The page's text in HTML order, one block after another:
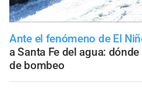
Ante el fenómeno de El
a Santa Fe del agua:
de bombeo